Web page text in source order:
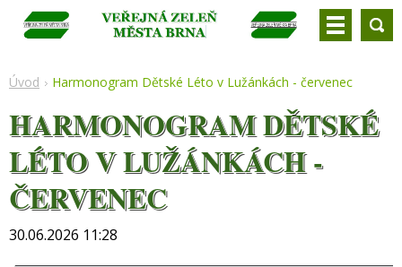
Úvod Harmonogram Dětské Léto v Lužánkách - červenec
HARMONOGRAM DĚTSKÉ
LÉTO V LUŽÁNKÁCH -
ČERVENEC
30.06.2026 11:28